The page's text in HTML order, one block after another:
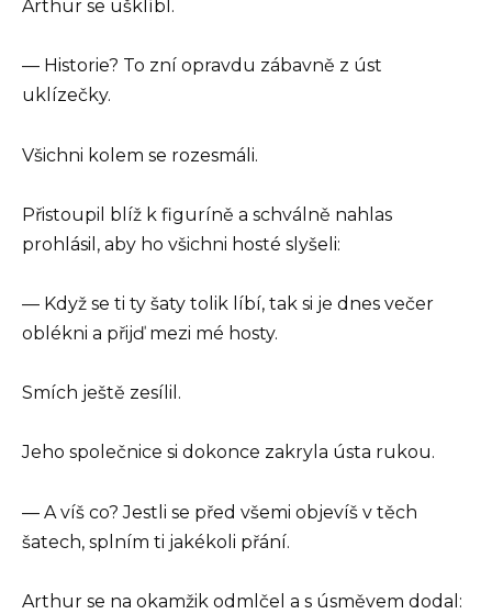
Arthur se ušklíbl.
— Historie? To zní opravdu zábavně z úst
uklízečky.
Všichni kolem se rozesmáli.
Přistoupil blíž k figuríně a schválně nahlas
prohlásil, aby ho všichni hosté slyšeli:
— Když se ti ty šaty tolik líbí, tak si je dnes večer
oblékni a přijď mezi mé hosty.
Smích ještě zesílil.
Jeho společnice si dokonce zakryla ústa rukou.
— A víš co? Jestli se před všemi objevíš v těch
šatech, splním ti jakékoli přání.
Arthur se na okamžik odmlčel a s úsměvem dodal: